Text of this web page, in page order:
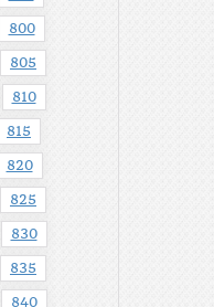
800
805
810
815
820
825
830
835
840